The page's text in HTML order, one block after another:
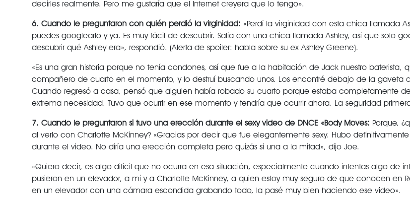
decirles realmente. Pero me gustaría que el Internet creyera que lo tengo».
6. Cuando le preguntaron con quién perdió la virginidad: «Perdí la virginidad con esta chica llamada
puedes googlearlo y ya. Es muy fácil de descubrir. Salía con una chica llamada Ashley, así que solo
descubrir qué Ashley era», respondió. (Alerta de spoiler: habla sobre su ex Ashley Greene).
«Es una gran historia porque no tenía condones, así que fue a la habitación de Jack nuestro baterista,
compañero de cuarto en el momento, y lo destruí buscando unos. Los encontré debajo de la gaveta
Cuando regresó a casa, pensó que alguien había robado su cuarto porque estaba completamente
extrema necesidad. Tuvo que ocurrir en ese momento y tendría que ocurrir ahora. La seguridad
7. Cuando le preguntaron si tuvo una erección durante el sexy video de DNCE «Body Moves: Porque,
al verlo con Charlotte McKinney? «Gracias por decir que fue elegantemente sexy. Hubo
durante el video. No diría una erección completa pero quizás si una a la mitad», dijo Joe.
«Quiero decir, es algo difícil que no ocurra en esa situación, especialmente cuando intentas algo de
pusieron en un elevador, a mí y a Charlotte McKinney, a quien estoy muy seguro de que conocen en
en un elevador con una cámara escondida grabando todo, la pasé muy bien haciendo ese video».